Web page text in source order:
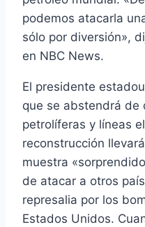
podemos atacarla
sólo por diversión»,
en NBC News.
El presidente
que se abstendrá de
petrolíferas y líneas
reconstrucción
muestra
de atacar a otros
represalia por los
Estados Unidos.